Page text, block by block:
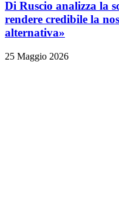
Di Ruscio analizza la
rendere credibile la
alternativa»
25 Maggio 2026